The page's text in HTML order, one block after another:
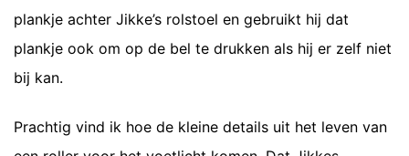
plankje achter Jikke’s rolstoel en gebruikt hij dat
plankje ook om op de bel te drukken als hij er zelf niet
bij kan.
Prachtig vind ik hoe de kleine details uit het leven van